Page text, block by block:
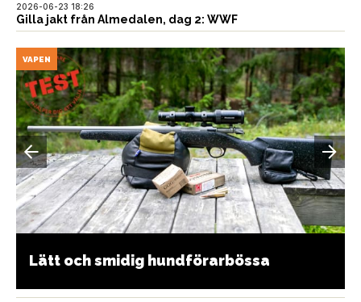
2026-06-23 18:26
Gilla jakt från Almedalen, dag 2: WWF
VAPEN
Lätt och smidig hundförarbössa